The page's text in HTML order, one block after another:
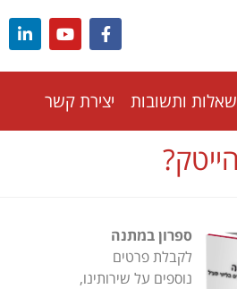
שאלות ותשובות יצירת קשר
ספרון במתנה
לקבלת פרטים
נוספים על שירותינו,